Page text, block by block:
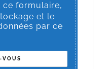
ce formulaire,
et le
par ce